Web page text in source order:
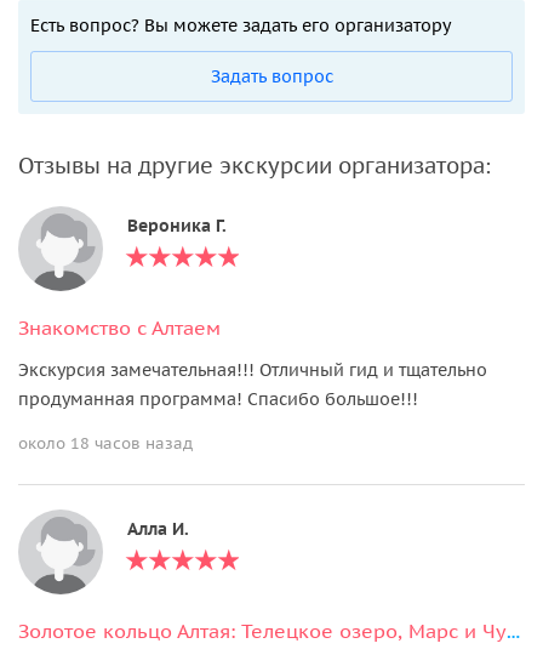
Есть вопрос? Вы можете задать его организатору
Задать вопрос
Отзывы на другие экскурсии организатора:
Вероника Г.
Знакомство с Алтаем
Экскурсия замечательная!!! Отличный гид и тщательно
продуманная программа! Спасибо большое!!!
около 18 часов назад
Алла И.
Золотое кольцо Алтая: Телецкое озеро, Марс и Чуйский тракт (7 дней)